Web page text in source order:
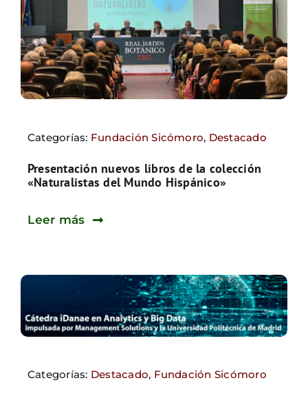
Categorías: Fundación Sicómoro, Destacado
Presentación nuevos libros de la colección
«Naturalistas del Mundo Hispánico»
Leer más
Categorías: Destacado, Fundación Sicómoro